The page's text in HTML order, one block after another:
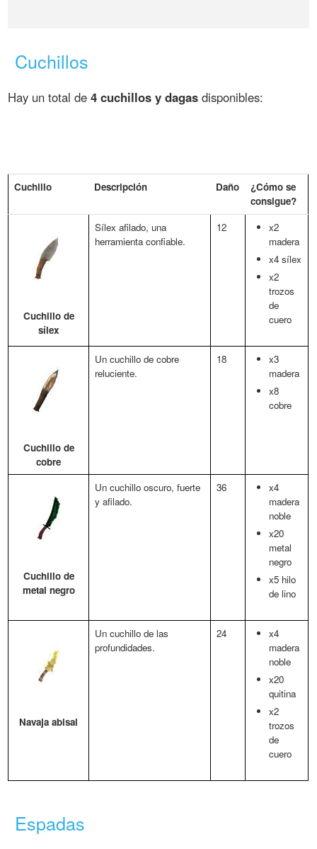
Cuchillos
Hay un total de4 cuchillos y dagas disponibles:
Cuchillo Descripción Daño
¿Cómo se
consigue?
Cuchillo de
sílex
Sílex afilado, una
herramienta confiable.
12
x2
madera
x4 sílex
x2
trozos
de
cuero
Cuchillo de
cobre
Un cuchillo de cobre
reluciente.
18
x3
madera
x8
cobre
Cuchillo de
metal negro
Un cuchillo oscuro, fuerte
y afilado.
36
x4
madera
noble
x20
metal
negro
x5 hilo
de lino
Navaja abisal
Un cuchillo de las
profundidades.
24
x4
madera
noble
x20
quitina
x2
trozos
de
cuero
Espadas